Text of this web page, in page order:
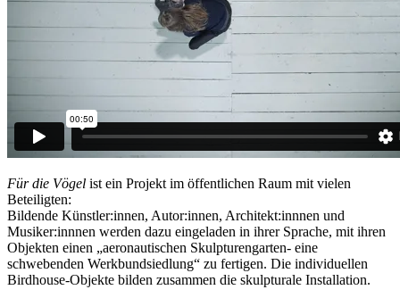
Für die Vögel ist ein Projekt im öffentlichen Raum mit vielen
Beteiligten:
Bildende Künstler:innen, Autor:innen, Architekt:innnen und
Musiker:innnen werden dazu eingeladen in ihrer Sprache, mit ihren
Objekten einen „aeronautischen Skulpturengarten- eine
schwebenden Werkbundsiedlung“ zu fertigen. Die individuellen
Birdhouse-Objekte bilden zusammen die skulpturale Installation.